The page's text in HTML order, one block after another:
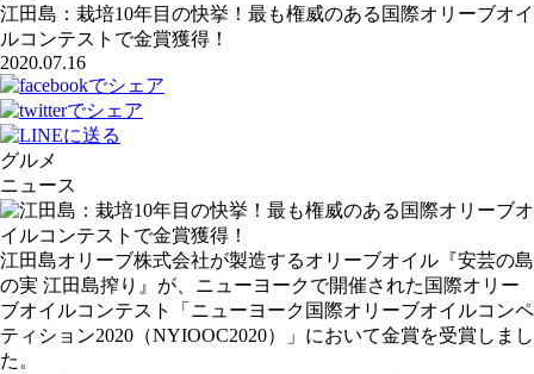
江田島：栽培10年目の快挙！最も権威のある国際オリーブオイ
ルコンテストで金賞獲得！
2020.07.16
グルメ
ニュース
江田島オリーブ株式会社が製造するオリーブオイル『安芸の島
の実 江田島搾り』が、ニューヨークで開催された国際オリー
ブオイルコンテスト「ニューヨーク国際オリーブオイルコンペ
ティション2020（NYIOOC2020）」において金賞を受賞しまし
た。